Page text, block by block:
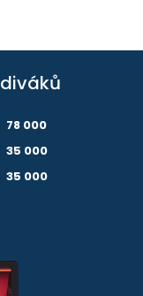
diváků
78 000
35 000
35 000